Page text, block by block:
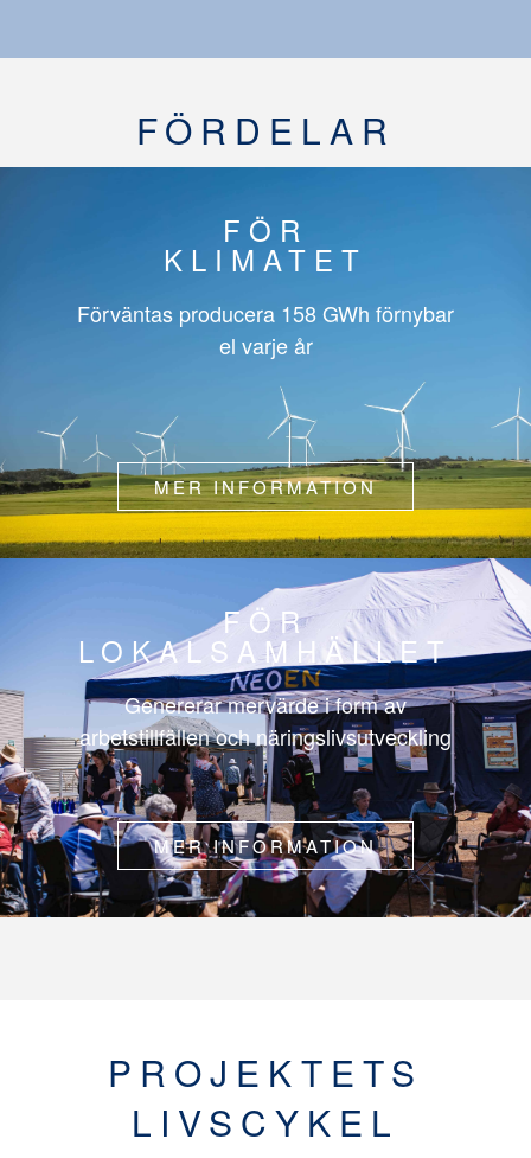
FÖRDELAR
FÖR
KLIMATET
Förväntas producera 158 GWh förnybar
el varje år
MER INFORMATION
FÖR
LOKALSAMHÄLLET
Genererar mervärde i form av
arbetstillfällen och näringslivsutveckling
MER INFORMATION
PROJEKTETS
LIVSCYKEL